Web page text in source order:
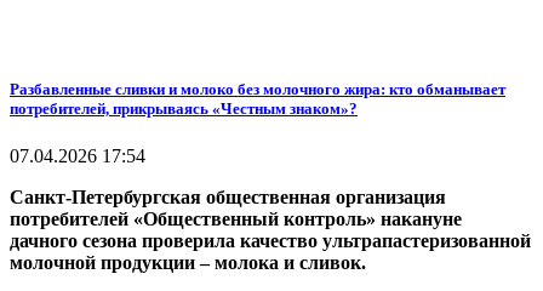
Разбавленные сливки и молоко без молочного жира: кто обманывает
потребителей, прикрываясь «Честным знаком»?
07.04.2026 17:54
Санкт-Петербургская общественная организация
потребителей «Общественный контроль» накануне
дачного сезона проверила качество ультрапастеризованной
молочной продукции – молока и сливок.